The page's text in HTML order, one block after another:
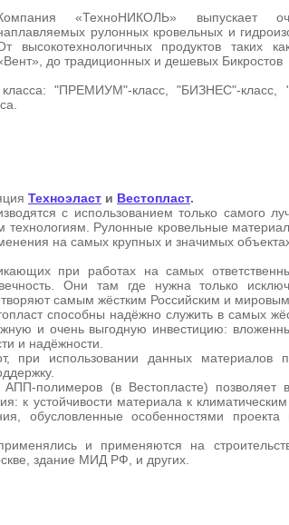
«ТехноНИКОЛЬ» выпускает
рулонных кровельных и
высокотехнологичных продуктов таких
до традиционных и дешевых Бикростов
"ПРЕМИУМ"-класс, "БИЗНЕС"-класс,
Техноэласт и Вестопласт.
с использованием только самого
Рулонные кровельные
на самых крупных и значимых
при работах на самых
Они там где нужна только
самым жёстким Российским и
способны надёжно служить в самых
и очень выгодную инвестицию:
и надёжности.
при использовании данных материалов
полимеров (в Вестопласте) позволяет
к устойчивости материала к
обусловленные особенностями проекта
и применяются на
здание МИД РФ, и других.